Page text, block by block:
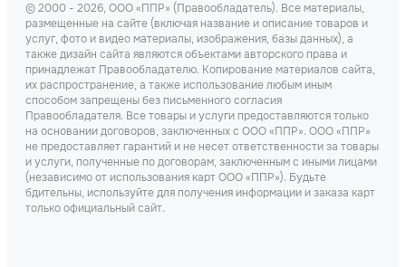
© 2000 - 2026, ООО «ППР» (Правообладатель). Все материалы,
размещенные на сайте (включая название и описание товаров и
услуг, фото и видео материалы, изображения, базы данных), а
также дизайн сайта являются объектами авторского права и
принадлежат Правообладателю. Копирование материалов сайта,
их распространение, а также использование любым иным
способом запрещены без письменного согласия
Правообладателя. Все товары и услуги предоставляются только
на основании договоров, заключенных с ООО «ППР». ООО «ППР»
не предоставляет гарантий и не несет ответственности за товары
и услуги, полученные по договорам, заключенным с иными лицами
(независимо от использования карт ООО «ППР»). Будьте
бдительны, используйте для получения информации и заказа карт
только официальный сайт.